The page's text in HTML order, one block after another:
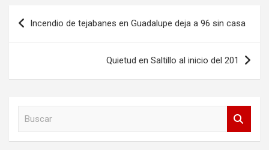
Navegación
de
Incendio de tejabanes en Guadalupe deja a 96 sin casa
Quietud en Saltillo al inicio del 201